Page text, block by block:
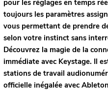
pour les réglages en temps
toujours les paramètres
vous permettant de prendre
selon votre instinct sans
Découvrez la magie de la
immédiate avec Keystage. Il
stations de travail
officielle inégalée avec